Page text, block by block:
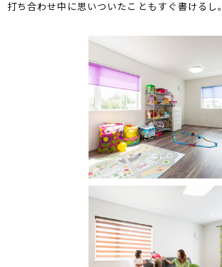
打ち合わせ中に思いついたこともすぐ書けるし。